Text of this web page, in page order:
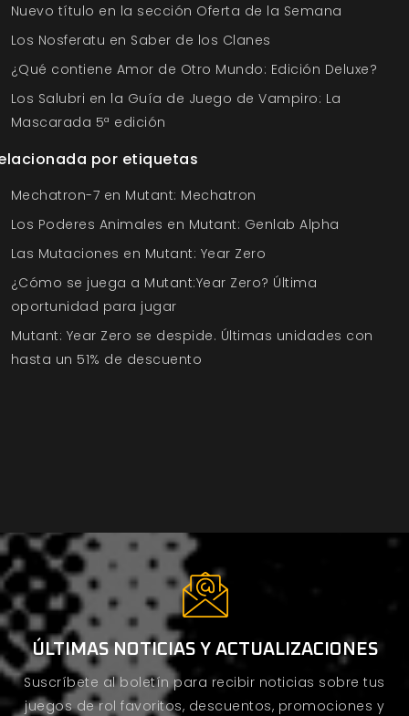
Nuevo título en la sección Oferta de la Semana
Los Nosferatu en Saber de los Clanes
¿Qué contiene Amor de Otro Mundo: Edición Deluxe?
Los Salubri en la Guía de Juego de Vampiro: La
Mascarada 5ª edición
por etiquetas
Mechatron-7 en Mutant: Mechatron
Los Poderes Animales en Mutant: Genlab Alpha
Las Mutaciones en Mutant: Year Zero
¿Cómo se juega a Mutant:Year Zero? Última
oportunidad para jugar
Mutant: Year Zero se despide. Últimas unidades con
hasta un 51% de descuento
ÚLTIMAS NOTICIAS Y ACTUALIZACIONES
Suscríbete al boletín para recibir noticias sobre tus
juegos de rol favoritos, descuentos, promociones y